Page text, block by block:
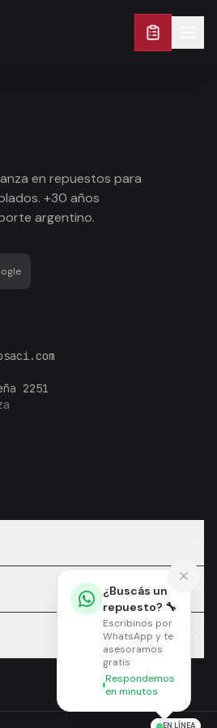
en repuestos para
+30 años
argentino.
2251
¿Buscás un
repuesto? 🔧
Escribinos por
WhatsApp y te
asesoramos
gratis
Respondemos
en minutos
EN LÍNEA